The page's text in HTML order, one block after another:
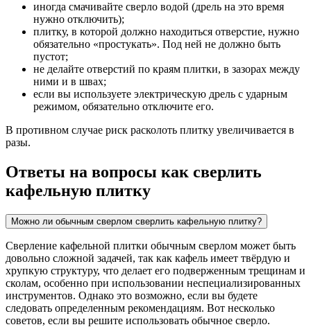
иногда смачивайте сверло водой (дрель на это время
нужно отключить);
плитку, в которой должно находиться отверстие, нужно
обязательно «простукать». Под ней не должно быть
пустот;
не делайте отверстий по краям плитки, в зазорах между
ними и в швах;
если вы используете электрическую дрель с ударным
режимом, обязательно отключите его.
В противном случае риск расколоть плитку увеличивается в
разы.
Ответы на вопросы как сверлить
кафельную плитку
Можно ли обычным сверлом сверлить кафельную плитку?
Сверление кафельной плитки обычным сверлом может быть
довольно сложной задачей, так как кафель имеет твёрдую и
хрупкую структуру, что делает его подверженным трещинам и
сколам, особенно при использовании неспециализированных
инструментов. Однако это возможно, если вы будете
следовать определенным рекомендациям. Вот несколько
советов, если вы решите использовать обычное сверло.